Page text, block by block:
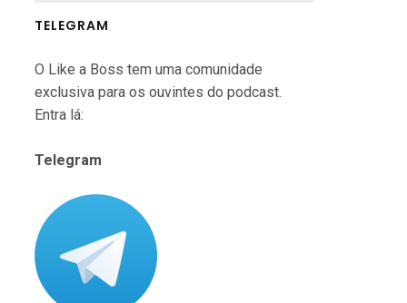
TELEGRAM
O Like a Boss tem uma comunidade
exclusiva para os ouvintes do podcast.
Entra lá:
Telegram